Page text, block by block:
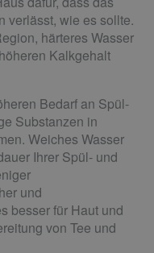
verlässt, wie es sollte.
härteres Wasser
Kalkgehalt
Bedarf an Spül-
Substanzen in
Weiches Wasser
Ihrer Spül- und
und
besser für Haut und
von Tee und